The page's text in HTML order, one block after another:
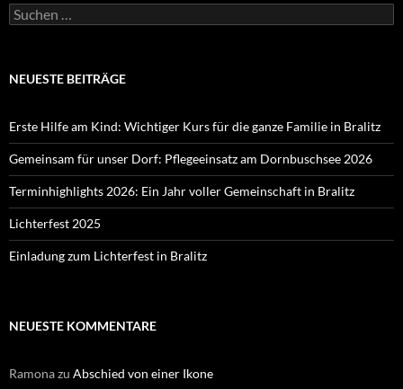
Suchen
nach:
NEUESTE BEITRÄGE
Erste Hilfe am Kind: Wichtiger Kurs für die ganze Familie in Bralitz
Gemeinsam für unser Dorf: Pflegeeinsatz am Dornbuschsee 2026
Terminhighlights 2026: Ein Jahr voller Gemeinschaft in Bralitz
Lichterfest 2025
Einladung zum Lichterfest in Bralitz
NEUESTE KOMMENTARE
Ramonazu Abschied von einer Ikone